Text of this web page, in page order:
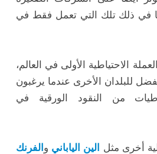
في ذلك تلك التي تعمل فقط في
العملة الاحتياطية الأولى في العالم،
للبلدان الأخرى عندما يرغبون
من النقود الورقية في
أخرى مثل الين الياباني و الفرنك